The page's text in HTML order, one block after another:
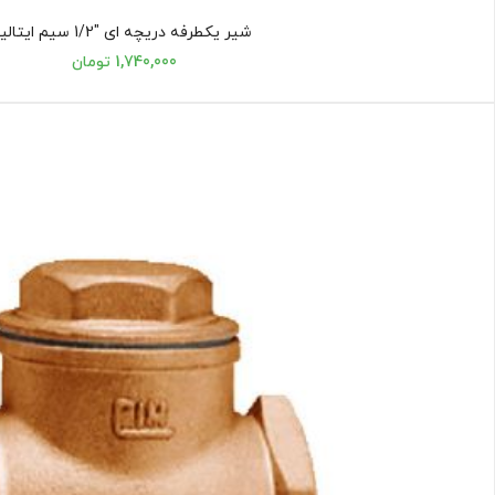
شیر یکطرفه دریچه ای "1/2 سیم ایتالیا
1,740,000 تومان